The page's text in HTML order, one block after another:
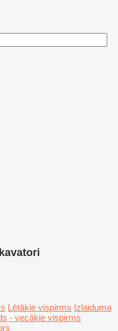
Lētākie vispirms Izlaiduma
- vecākie vispirms